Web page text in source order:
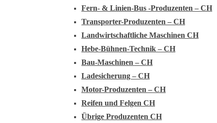
Fern- & Linien-Bus -Produzenten – CH
Transporter-Produzenten – CH
Landwirtschaftliche Maschinen CH
Hebe-Bühnen-Technik – CH
Bau-Maschinen – CH
Ladesicherung – CH
Motor-Produzenten – CH
Reifen und Felgen CH
Übrige Produzenten CH